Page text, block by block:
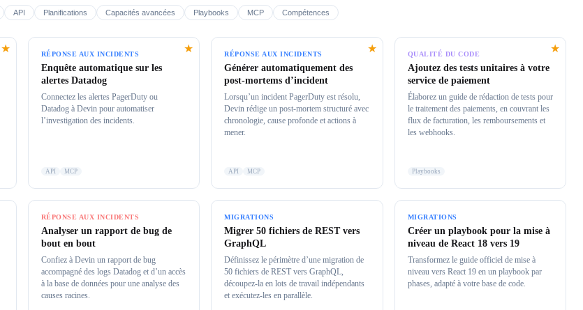
API Planifications Capacités avancées Playbooks MCP Compétences
★ ★
RÉPONSE AUX INCIDENTS
Enquête automatique sur les
alertes Datadog
Connectez les alertes PagerDuty ou
Datadog à Devin pour automatiser
l’investigation des incidents.
API MCP
★
RÉPONSE AUX INCIDENTS
Générer automatiquement des
post-mortems d’incident
Lorsqu’un incident PagerDuty est résolu,
Devin rédige un post-mortem structuré avec
chronologie, cause profonde et actions à
mener.
API MCP
★
QUALITÉ DU CODE
Ajoutez des tests unitaires à votre
service de paiement
Élaborez un guide de rédaction de tests pour
le traitement des paiements, en couvrant les
flux de facturation, les remboursements et
les webhooks.
Playbooks
RÉPONSE AUX INCIDENTS
Analyser un rapport de bug de
bout en bout
Confiez à Devin un rapport de bug
accompagné des logs Datadog et d’un accès
à la base de données pour une analyse des
causes racines.
MIGRATIONS
Migrer 50 fichiers de REST vers
GraphQL
Définissez le périmètre d’une migration de
50 fichiers de REST vers GraphQL,
découpez-la en lots de travail indépendants
et exécutez-les en parallèle.
MIGRATIONS
Créer un playbook pour la mise à
niveau de React 18 vers 19
Transformez le guide officiel de mise à
niveau vers React 19 en un playbook par
phases, adapté à votre base de code.